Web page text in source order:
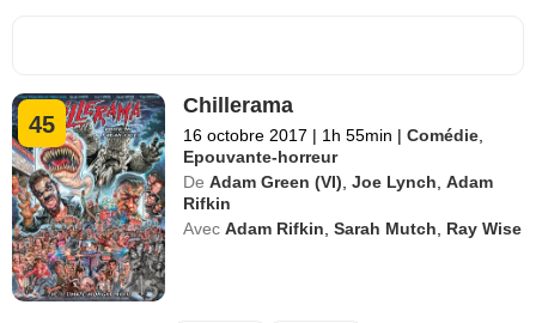
45
Chillerama
16 octobre 2017 | 1h 55min | Comédie
Epouvante-horreur
De Adam Green (VI) ,Joe Lynch ,Adam
Rifkin
Avec Adam Rifkin ,Sarah Mutch Ray Wise